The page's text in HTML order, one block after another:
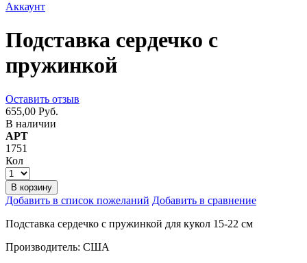
Аккаунт
Подставка сердечко с
пружинкой
Оставить отзыв
655,00 Руб.
В наличии
АРТ
1751
Кол
В корзину
Добавить в список пожеланий Добавить в сравнение
Подставка сердечко с пружинкой для кукол 15-22 см
Производитель: США